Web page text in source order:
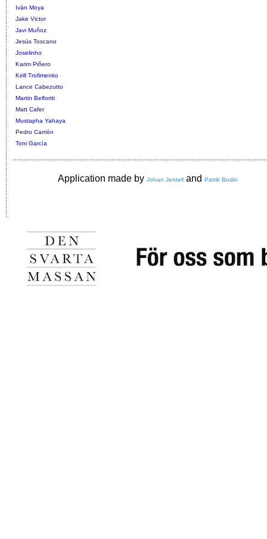
Iván Moya
Jake Victor
Javi Muñoz
Jesús Toscano
Joselinho
Karim Piñero
Kirill Trofimenko
Lance Cabezutto
Martin Belfortti
Matt Cafer
Mustapha Yahaya
Pedro Carrión
Toni García
Application made by Johan Jentell and Patrik Bodin